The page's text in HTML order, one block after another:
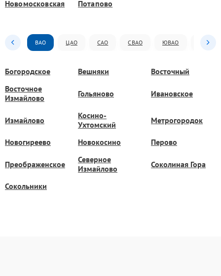
Новомосковская Потапово
ВАО ЦАО САО СВАО ЮВАО ЮАО
Богородское Вешняки
Восточный
Восточное
Измайлово
Гольяново Ивановское
Измайлово
Косино-
Ухтомский
Метрогородок
Новогиреево Новокосино Перово
Преображенское
Северное
Измайлово
Соколиная Гора
Сокольники